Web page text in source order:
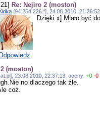
Re: Nejiro 2 (moston)
[94.254.226.*], 24.08.2010,
Dzięki x] Miało być
(moston)
23.08.2010, 22:37:13, oceny:+0 -0
no dlaczego tak źle.
coż.